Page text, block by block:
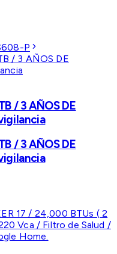
P
/ 3 AÑOS DE
/ 3 AÑOS DE